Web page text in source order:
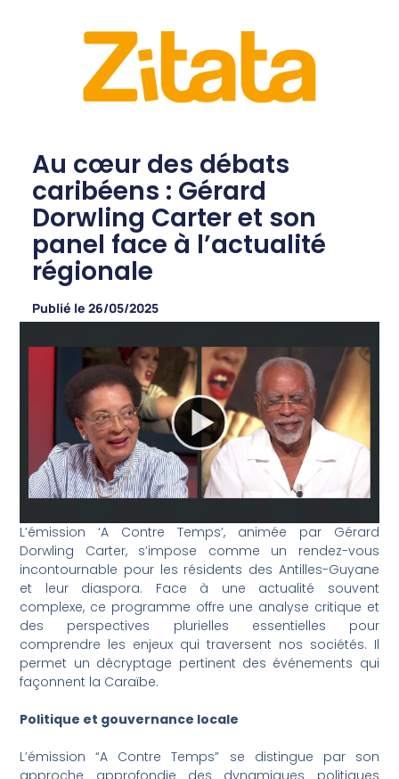
Au cœur des débats
caribéens : Gérard
Dorwling Carter et son
panel face à l’actualité
régionale
Publié le 26/05/2025
L’émission ‘A Contre Temps’, animée par Gérard
Dorwling Carter, s’impose comme un rendez-vous
incontournable pour les résidents des Antilles-Guyane
et leur diaspora. Face à une actualité souvent
complexe, ce programme offre une analyse critique et
des perspectives plurielles essentielles pour
comprendre les enjeux qui traversent nos sociétés. Il
permet un décryptage pertinent des événements qui
façonnent la Caraïbe.
Politique et gouvernance locale
L’émission “A Contre Temps” se distingue par son